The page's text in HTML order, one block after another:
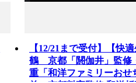
【12/21まで受付】【快
鶴 京都「閼伽井」監修
重「和洋ファミリーおせ